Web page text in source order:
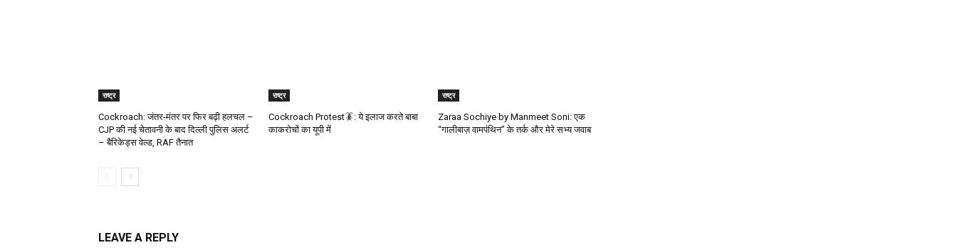
राष्ट्र
Cockroach: जंतर-मंतर पर फिर बढ़ी हलचल –
CJP की नई चेतावनी के बाद दिल्ली पुलिस अलर्ट
– बैरिकेड्स वेल्ड, RAF तैनात
राष्ट्र
Cockroach Protest🪳: ये इलाज करते बाबा
काकरोचों का यूपी में
राष्ट्र
Zaraa Sochiye by Manmeet Soni: एक
“गालीबाज़ वामपंथिन” के तर्क और मेरे सभ्य जवाब
LEAVE A REPLY